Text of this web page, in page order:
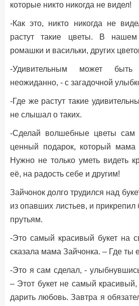
которые никто никогда не видел!
-Как это, никто никогда не
растут такие цветы. В нашем
ромашки и васильки, других
-Удивительным может
неожиданно, - с загадочной
-Где же растут такие
не слышал о таких.
-Сделай волшебные цветы сам
ценный подарок, который мама
Нужно не только уметь видеть
её, на радость себе и другим!
Зайчонок долго трудился над
из опавших листьев, и
прутьям.
-Это самый красивый букет на
сказала мама Зайчонка. – Где ты
-Это я сам сделал, -
– Этот букет не самый красивый,
дарить любовь. Завтра я